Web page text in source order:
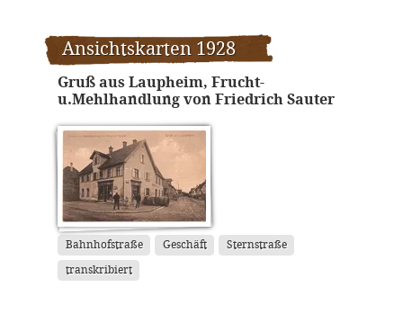
Ansichtskarten 1928
Gruß aus Laupheim, Frucht-
u.Mehlhandlung von Friedrich Sauter
Bahnhofstraße Geschäft Sternstraße
transkribiert